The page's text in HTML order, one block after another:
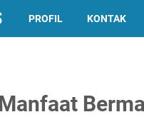
PROFIL KONTAK